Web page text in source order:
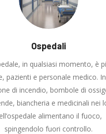
Ospedali
in qualsiasi momento, è
pazienti e personale medico.
di incendio, bombole di
biancheria e medicinali nei
alimentano il fuoco,
spingendolo fuori controllo.